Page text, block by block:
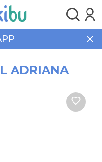
ADRIANA
ADRIANA